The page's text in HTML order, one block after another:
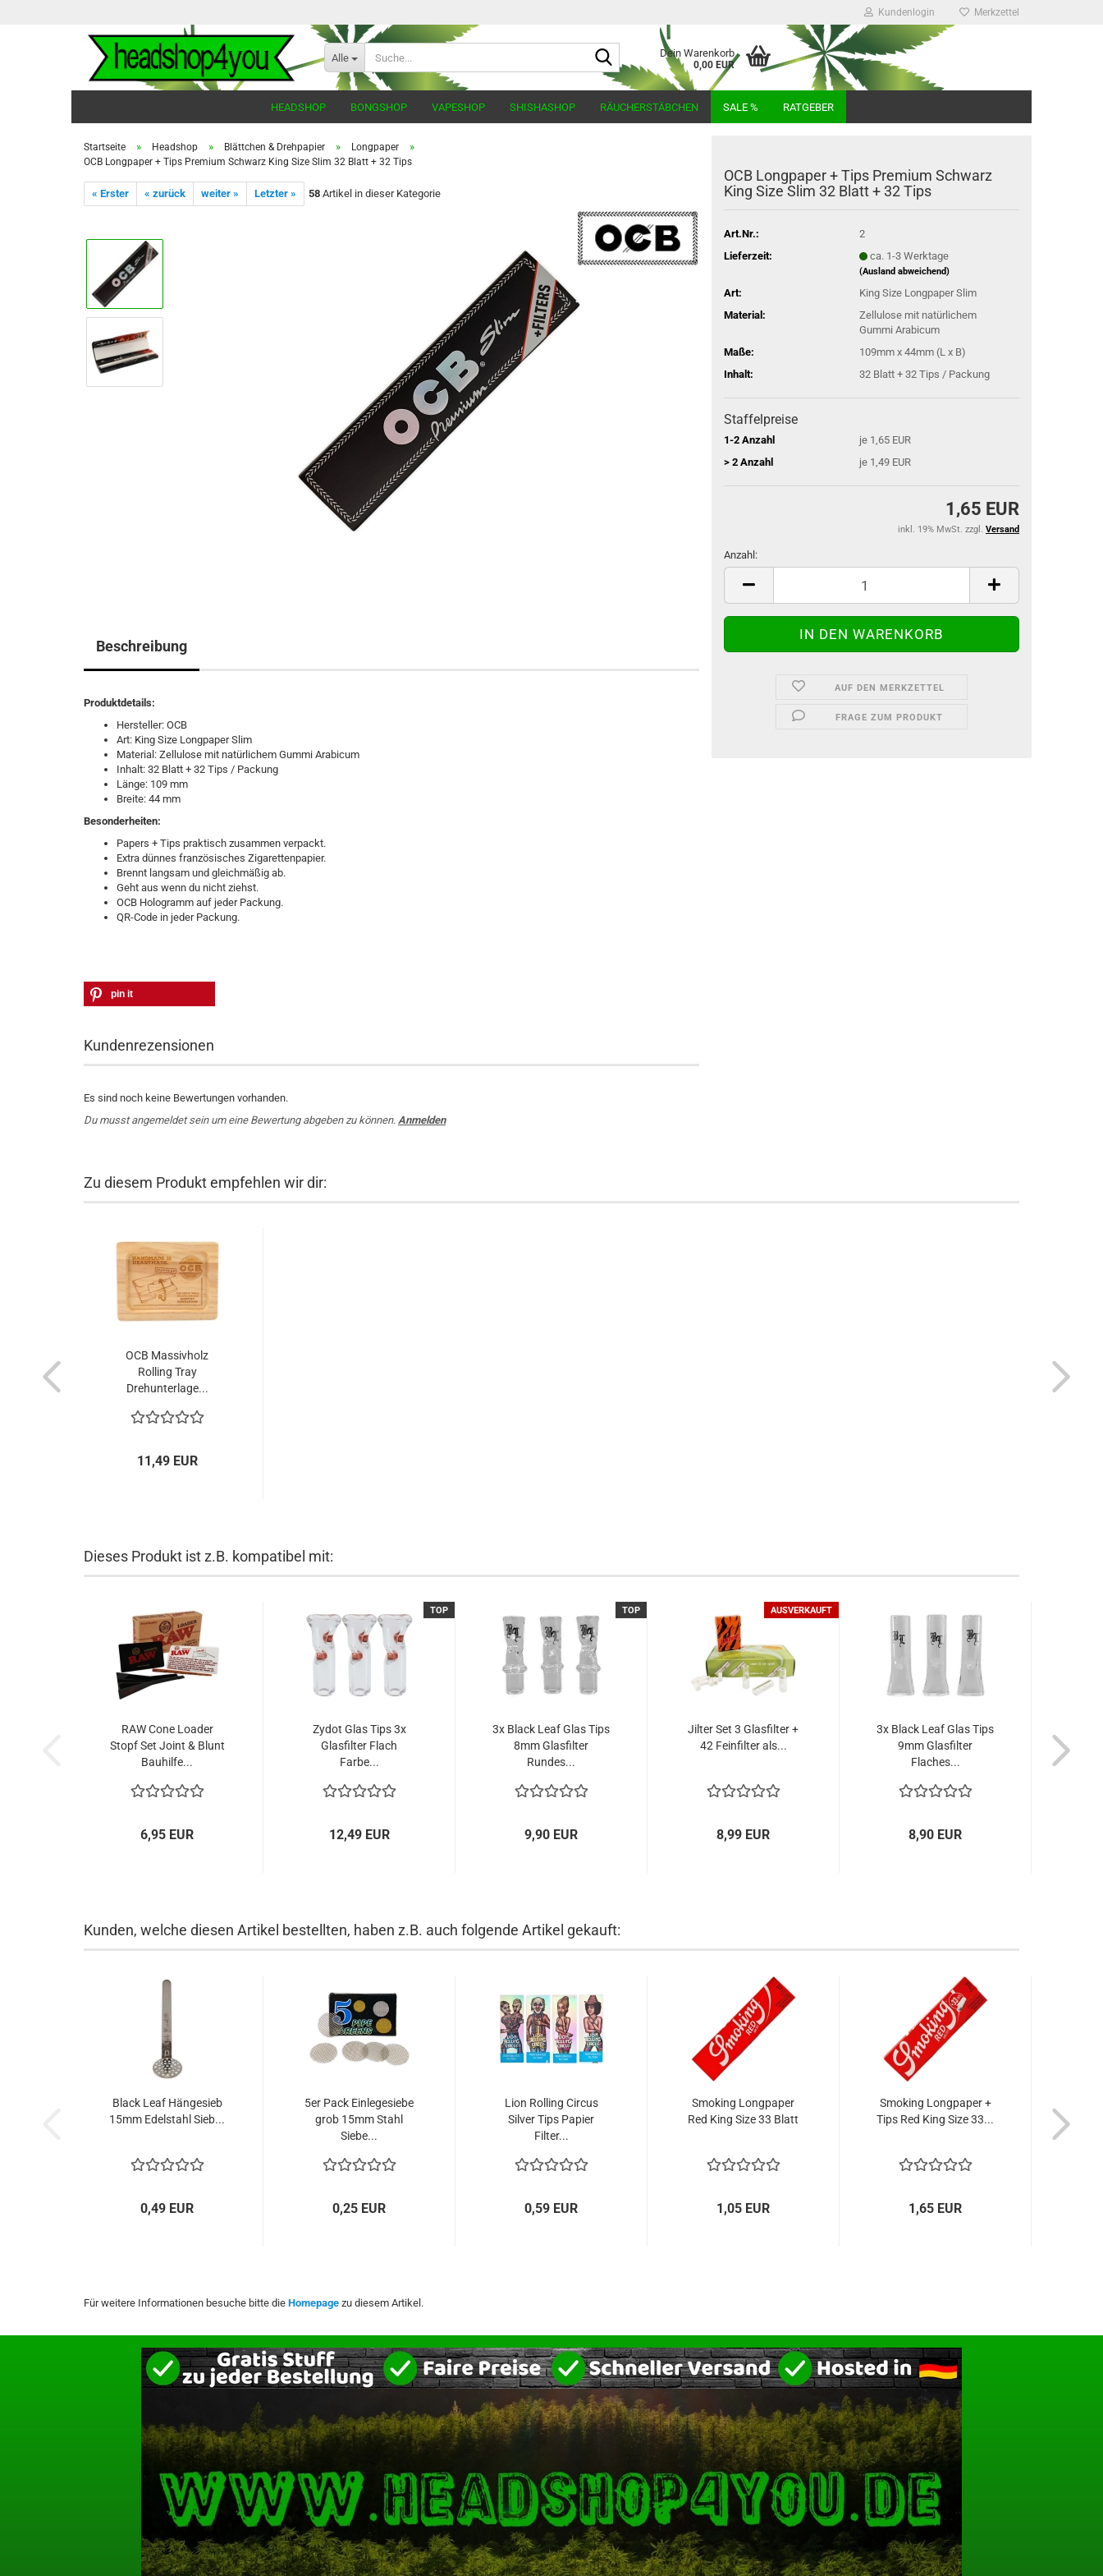
Kundenlogin Merkzettel
Alle Dein Warenkorb
0,00 EUR
HEADSHOP BONGSHOP VAPESHOP SHISHASHOP RÄUCHERSTÄBCHEN SALE % RATGEBER
Startseite » Headshop » Blättchen & Drehpapier » Longpaper »
OCB Longpaper + Tips Premium Schwarz King Size Slim 32 Blatt + 32 Tips
« Erster « zurück weiter » Letzter » 58 Artikel in dieser Kategorie
OCB Longpaper + Tips Premium Schwarz
King Size Slim 32 Blatt + 32 Tips
Art.Nr.:
2
Lieferzeit:
ca. 1-3 Werktage
(Ausland abweichend)
Art:
King Size Longpaper Slim
Material:
Zellulose mit natürlichem
Gummi Arabicum
Maße:
109mm x 44mm (L x B)
Inhalt:
32 Blatt + 32 Tips / Packung
Staffelpreise
1-2 Anzahl
je 1,65 EUR
> 2 Anzahl
je 1,49 EUR
1,65 EUR
inkl. 19% MwSt. zzgl. Versand
Anzahl:
Anzahl
AUF DEN MERKZETTEL
FRAGE ZUM PRODUKT
Beschreibung
Produktdetails:
Hersteller: OCB
Art: King Size Longpaper Slim
Material: Zellulose mit natürlichem Gummi Arabicum
Inhalt: 32 Blatt + 32 Tips / Packung
Länge: 109 mm
Breite: 44 mm
Besonderheiten:
Papers + Tips praktisch zusammen verpackt.
Extra dünnes französisches Zigarettenpapier.
Brennt langsam und gleichmäßig ab.
Geht aus wenn du nicht ziehst.
OCB Hologramm auf jeder Packung.
QR-Code in jeder Packung.
pin it
Kundenrezensionen
Es sind noch keine Bewertungen vorhanden.
Du musst angemeldet sein um eine Bewertung abgeben zu können. Anmelden
Zu diesem Produkt empfehlen wir dir:
OCB Massivholz
Rolling Tray
Drehunterlage...
11,49 EUR
Dieses Produkt ist z.B. kompatibel mit:
RAW Cone Loader
Stopf Set Joint & Blunt
Bauhilfe...
6,95 EUR
TOP
Zydot Glas Tips 3x
Glasfilter Flach
Farbe...
12,49 EUR
TOP
3x Black Leaf Glas Tips
8mm Glasfilter
Rundes...
9,90 EUR
AUSVERKAUFT
Jilter Set 3 Glasfilter +
42 Feinfilter als...
8,99 EUR
3x Black Leaf Glas Tips
9mm Glasfilter
Flaches...
8,90 EUR
Kunden, welche diesen Artikel bestellten, haben z.B. auch folgende Artikel gekauft:
Black Leaf Hängesieb
15mm Edelstahl Sieb...
0,49 EUR
5er Pack Einlegesiebe
grob 15mm Stahl
Siebe...
0,25 EUR
Lion Rolling Circus
Silver Tips Papier
Filter...
0,59 EUR
Smoking Longpaper
Red King Size 33 Blatt
1,05 EUR
Smoking Longpaper +
Tips Red King Size 33...
1,65 EUR
Für weitere Informationen besuche bitte die Homepage zu diesem Artikel.